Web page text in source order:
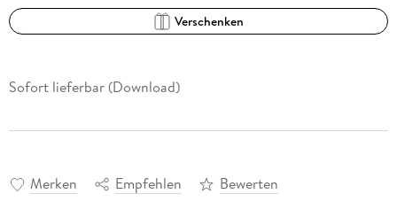
Verschenken
Sofort lieferbar (Download)
Merken Empfehlen Bewerten